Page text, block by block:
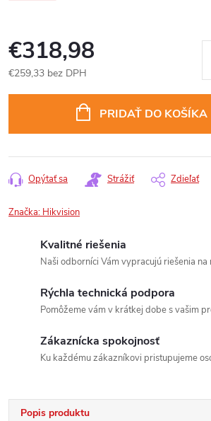
€318,98
€259,33 bez DPH
PRIDAŤ DO KOŠÍKA
Opýtať sa Strážiť Zdieľať
Značka: Hikvision
Kvalitné riešenia
Naši odborníci Vám vypracujú riešenia na
Rýchla technická podpora
Pomôžeme vám v krátkej dobe s vašim
Zákaznícka spokojnosť
Ku každému zákazníkovi pristupujeme
Popis produktu